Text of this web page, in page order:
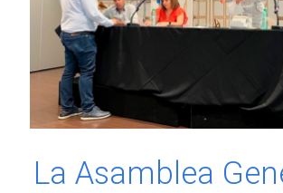
La Asamblea